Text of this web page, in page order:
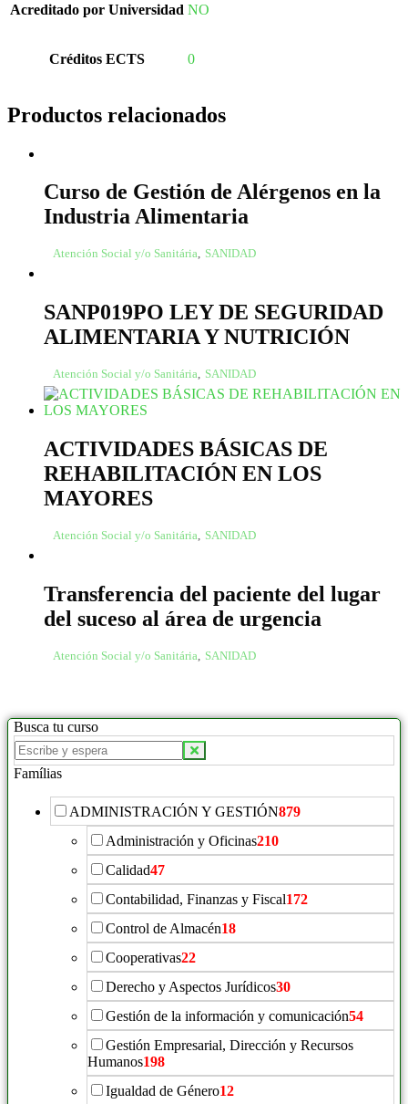
Acreditado por Universidad NO
Créditos ECTS 0
Productos relacionados
Curso de Gestión de Alérgenos en la
Industria Alimentaria
Atención Social y/o Sanitária, SANIDAD
SANP019PO LEY DE SEGURIDAD
ALIMENTARIA Y NUTRICIÓN
Atención Social y/o Sanitária, SANIDAD
ACTIVIDADES BÁSICAS DE
REHABILITACIÓN EN LOS
MAYORES
Atención Social y/o Sanitária, SANIDAD
Transferencia del paciente del lugar
del suceso al área de urgencia
Atención Social y/o Sanitária SANIDAD
Busca tu curso
Famílias
ADMINISTRACIÓN Y GESTIÓN879
Administración y Oficinas210
Calidad47
Contabilidad, Finanzas y Fiscal172
Control de Almacén18
Cooperativas22
Derecho y Aspectos Jurídicos30
Gestión de la información y comunicación54
Gestión Empresarial, Dirección y Recursos
Humanos198
Igualdad de Género12